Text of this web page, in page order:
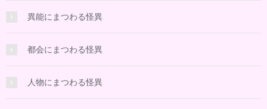
異能にまつわる怪異
都会にまつわる怪異
人物にまつわる怪異